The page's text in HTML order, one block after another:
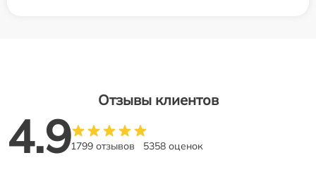
Отзывы клиентов
4.91799 отзывов 5358 оценок